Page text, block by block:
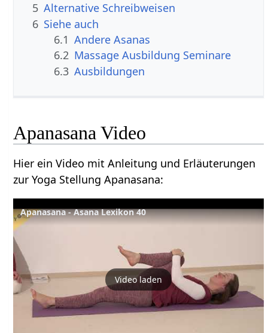
5 Alternative Schreibweisen
6 Siehe auch
6.1 Andere Asanas
6.2 Massage Ausbildung Seminare
6.3 Ausbildungen
Apanasana Video
Hier ein Video mit Anleitung und Erläuterungen
zur Yoga Stellung Apanasana:
Apanasana - Asana Lexikon 40
Video laden